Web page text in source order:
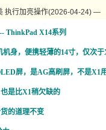
执行加亮操作(2026-04-24) —
ThinkPad X14系列
机身，便携轻薄的14寸，仅次
屏，是AG高刷屏，不是X1
是比X1稍欠缺的
的道理不变